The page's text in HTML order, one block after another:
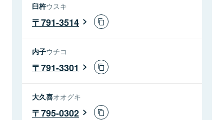
臼杵ウスキ
791-3514
内子ウチコ
791-3301
大久喜オオグキ
795-0302